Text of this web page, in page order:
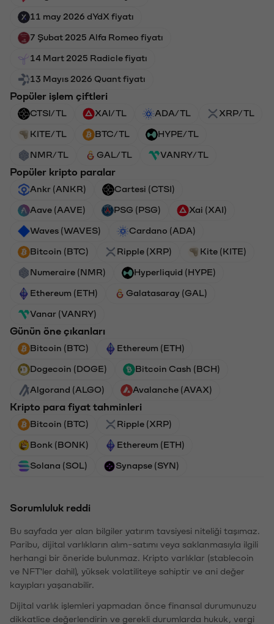
11 may 2026 dYdX fiyatı
7 Şubat 2025 Alfa Romeo fiyatı
14 Mart 2025 Radicle fiyatı
13 Mayıs 2026 Quant fiyatı
Popüler işlem çiftleri
CTSI/TL XAI/TL ADA/TL XRP/TL
KITE/TL BTC/TL HYPE/TL
NMR/TL GAL/TL VANRY/TL
Popüler kripto paralar
Ankr (ANKR) Cartesi (CTSI)
Aave (AAVE) PSG (PSG) Xai (XAI)
Waves (WAVES) Cardano (ADA)
Bitcoin (BTC) Ripple (XRP) Kite (KITE)
Numeraire (NMR) Hyperliquid (HYPE)
Ethereum (ETH) Galatasaray (GAL)
Vanar (VANRY)
Günün öne çıkanları
Bitcoin (BTC) Ethereum (ETH)
Dogecoin (DOGE) Bitcoin Cash (BCH)
Algorand (ALGO) Avalanche (AVAX)
Kripto para fiyat tahminleri
Bitcoin (BTC) Ripple (XRP)
Bonk (BONK) Ethereum (ETH)
Solana (SOL) Synapse (SYN)
Sorumluluk reddi
Bu sayfada yer alan bilgiler yatırım tavsiyesi niteliği taşımaz.
Paribu, dijital varlıkların alım-satımı veya saklanmasıyla ilgili
herhangi bir öneride bulunmaz. Kripto varlıklar (stablecoin
ve NFT'ler dahil), yüksek volatiliteye sahiptir ve ani değer
kayıpları yaşanabilir.
Dijital varlık işlemleri yapmadan önce finansal durumunuzu
dikkatlice değerlendirin ve gerekli durumlarda hukuk, vergi